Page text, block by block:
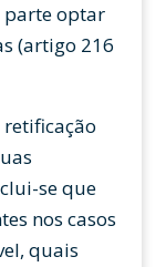
parte optar
(artigo 216
se que
nos casos
quais